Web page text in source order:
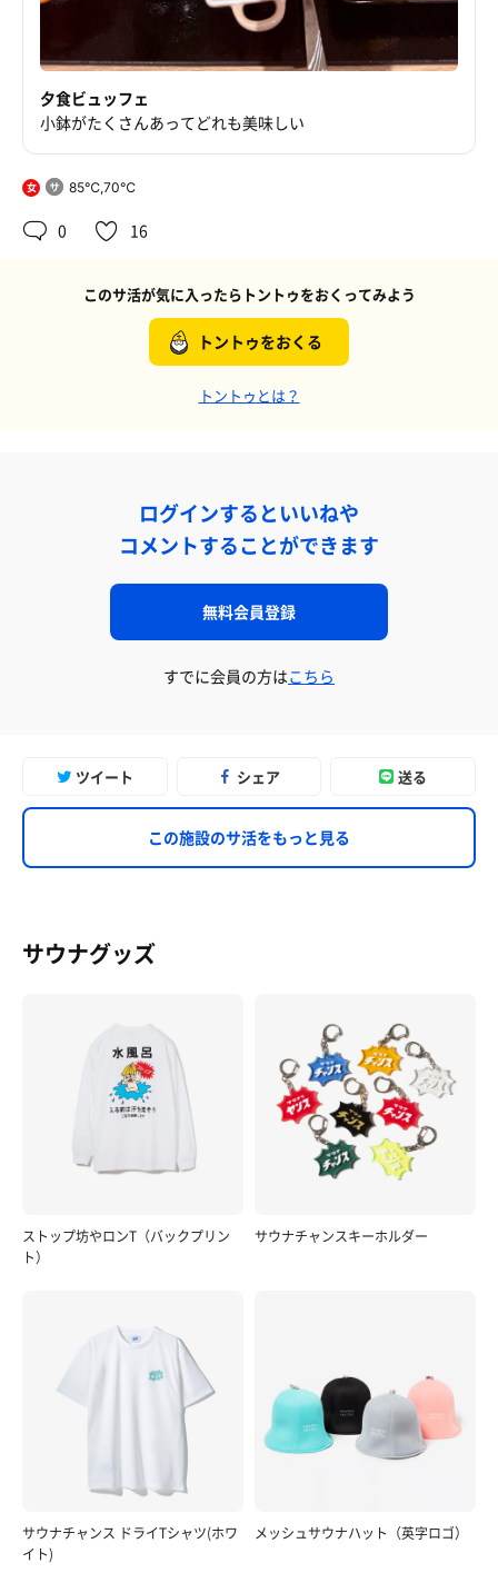
夕食ビュッフェ
小鉢がたくさんあってどれも美味しい
女 85℃,70℃
0 16
このサ活が気に入ったらトントゥをおくってみよう
トントゥをおくる
トントゥとは？
ログインするといいねや
コメントすることができます
無料会員登録
すでに会員の方はこちら
ツイート シェア 送る
この施設のサ活をもっと見る
サウナグッズ
ストップ坊やロンT（バックプリン
ト）
サウナチャンスキーホルダー
サウナチャンス ドライTシャツ(ホワ
イト)
メッシュサウナハット（英字ロゴ）